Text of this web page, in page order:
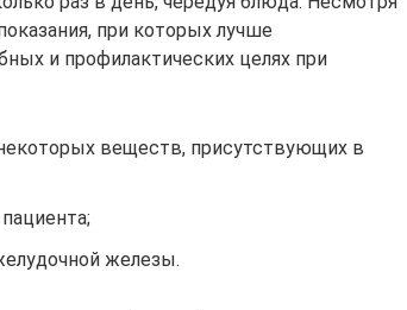
при которых лучше
и профилактических целях при
веществ, присутствующих в
железы.